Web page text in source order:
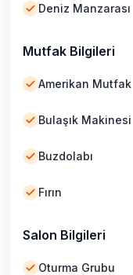
Deniz Manzarası
Mutfak Bilgileri
Amerikan Mutfak
Bulaşık Makinesi
Buzdolabı
Fırın
Salon Bilgileri
Oturma Grubu